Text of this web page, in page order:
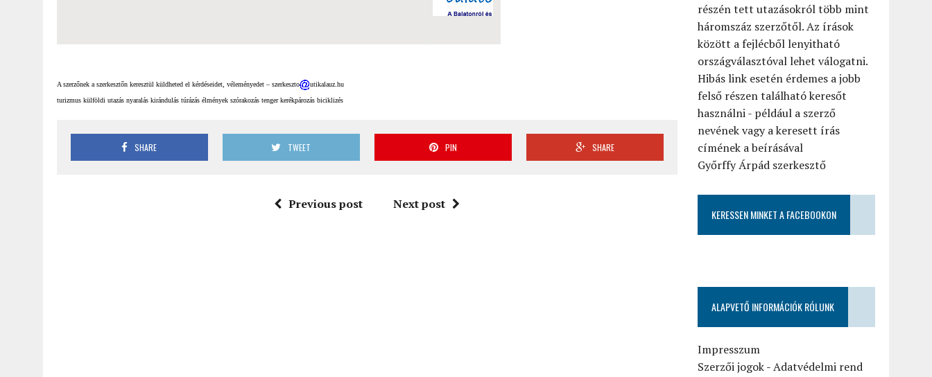
A szerzőnek a szerkesztőn keresztül küldheted el kérdéseidet, véleményedet – szerkeszto utikalauz.hu
turizmus külföldi utazás nyaralás kirándulás túrázás élmények szórakozás tenger kerékpározás biciklizés
SHARE TWEET PIN SHARE
Previous post Next post
részén tett utazásokról több mint
háromszáz szerzőtől. Az írások
között a fejlécből lenyitható
országválasztóval lehet válogatni.
Hibás link esetén érdemes a jobb
felső részen található keresőt
használni - például a szerző
nevének vagy a keresett írás
címének a beírásával
Győrffy Árpád szerkesztő
KERESSEN MINKET A FACEBOOKON
ALAPVETŐ INFORMÁCIÓK RÓLUNK
Impresszum
Szerzői jogok-Adatvédelmi rend